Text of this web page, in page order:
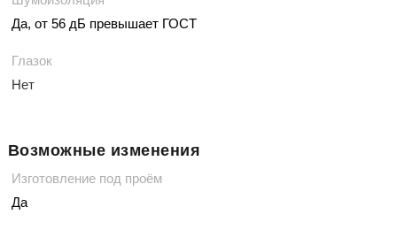
Да, от 56 дБ превышает ГОСТ
Глазок
Нет
Возможные изменения
Изготовление под проём
Да